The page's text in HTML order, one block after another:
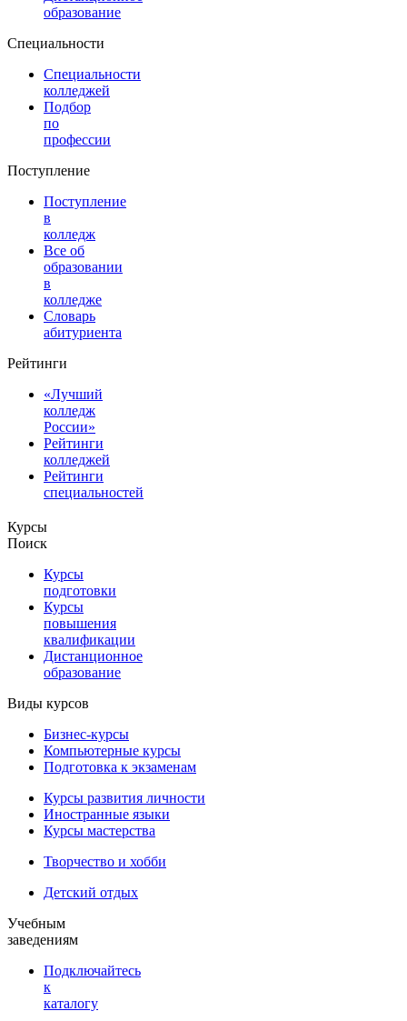
образование
Специальности
Специальности
колледжей
Подбор
по
профессии
Поступление
Поступление
в
колледж
Все об
образовании
в
колледже
Словарь
абитуриента
Рейтинги
«Лучший
колледж
России»
Рейтинги
колледжей
Рейтинги
специальностей
Курсы
Поиск
Курсы
подготовки
Курсы
повышения
квалификации
Дистанционное
образование
Виды курсов
Бизнес-курсы
Компьютерные курсы
Подготовка к экзаменам
Курсы развития личности
Иностранные языки
Курсы мастерства
Творчество и хобби
Детский отдых
Учебным
заведениям
Подключайтесь
к
каталогу